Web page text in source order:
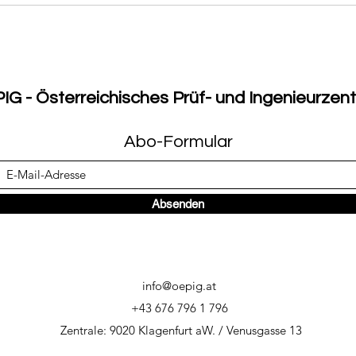
- Österreichisches Prüf- und
Abo-Formular
Absenden
info@oepig.at
+43 676 796 1 796
Zentrale: 9020 Klagenfurt aW. / Venusgasse 13